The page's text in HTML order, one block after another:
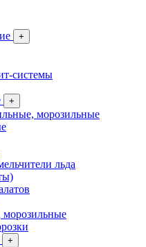
+
системы
+
морозильные
льда
+